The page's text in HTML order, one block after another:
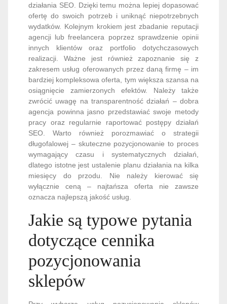
działania SEO. Dzięki temu można lepiej dopasować
ofertę do swoich potrzeb i uniknąć niepotrzebnych
wydatków. Kolejnym krokiem jest zbadanie reputacji
agencji lub freelancera poprzez sprawdzenie opinii
innych klientów oraz portfolio dotychczasowych
realizacji. Ważne jest również zapoznanie się z
zakresem usług oferowanych przez daną firmę – im
bardziej kompleksowa oferta, tym większa szansa na
osiągnięcie zamierzonych efektów. Należy także
zwrócić uwagę na transparentność działań – dobra
agencja powinna jasno przedstawiać swoje metody
pracy oraz regularnie raportować postępy działań
SEO. Warto również porozmawiać o strategii
długofalowej – skuteczne pozycjonowanie to proces
wymagający czasu i systematycznych działań,
dlatego istotne jest ustalenie planu działania na kilka
miesięcy do przodu. Nie należy kierować się
wyłącznie ceną – najtańsza oferta nie zawsze
oznacza najlepszą jakość usług.
Jakie są typowe pytania
dotyczące cennika
pozycjonowania
sklepów